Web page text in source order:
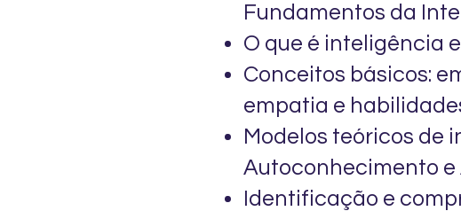
Fundamentos da
O que é inteligência
Conceitos básicos:
empatia e
Modelos teóricos de
Autoconhecimento
Identificação e